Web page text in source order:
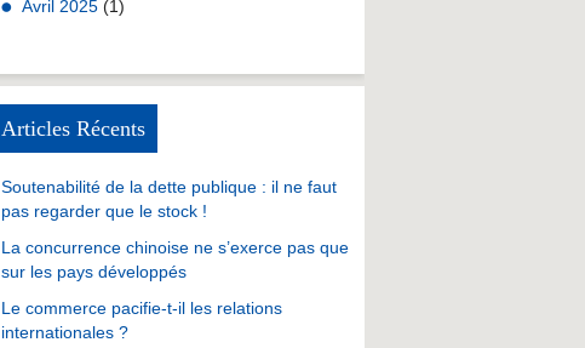
Avril 2025 (1)
Articles Récents
Soutenabilité de la dette publique : il ne faut
pas regarder que le stock !
La concurrence chinoise ne s’exerce pas que
sur les pays développés
Le commerce pacifie-t-il les relations
internationales ?